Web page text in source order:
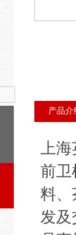
产品介
上海
前卫
料、
发及